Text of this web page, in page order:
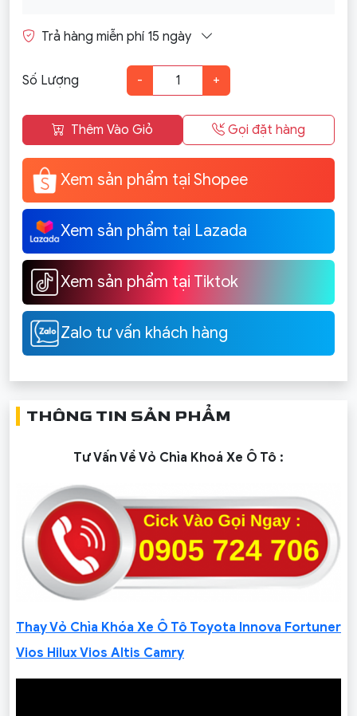
Trả hàng miễn phí 15 ngày
Số Lượng - +
Thêm Vào Giỏ Gọi đặt hàng
Xem sản phẩm tại Shopee
Xem sản phẩm tại Lazada
Xem sản phẩm tại Tiktok
Zalo tư vấn khách hàng
THÔNG TIN SẢN PHẨM
Tư Vấn Về Vỏ Chìa Khoá Xe Ô Tô :
Thay Vỏ Chìa Khóa Xe Ô Tô Toyota Innova Fortuner
Vios Hilux Vios Altis Camry